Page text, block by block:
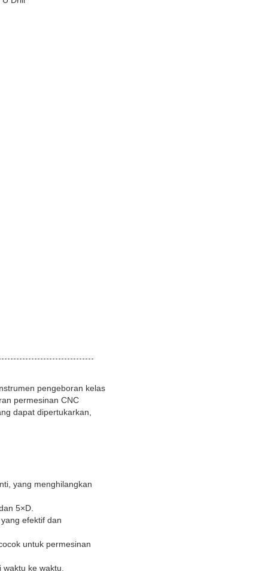
pengeboran kelas
permesinan CNC
dapat dipertukarkan,
yang menghilangkan
5×D.
efektif dan
untuk permesinan
ke waktu.